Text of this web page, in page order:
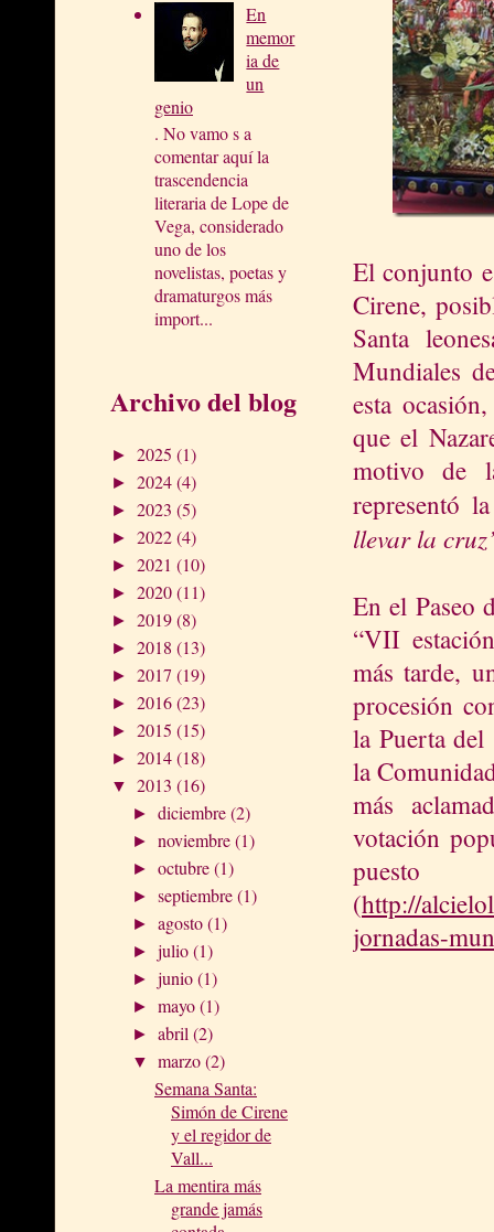
En
memor
ia de
un
genio
. No vamo s a
comentar aquí la
trascendencia
literaria de Lope de
Vega, considerado
uno de los
novelistas, poetas y
dramaturgos más
import...
Archivo del blog
► 2025 (1)
► 2024(4)
► 2023 (5)
► 2022(4)
► 2021 (10)
► 2020(11)
► 2019(8)
► 2018 (13)
► 2017 (19)
► 2016(23)
► 2015 (15)
► 2014(18)
▼ 2013 (16)
►diciembre(2)
►noviembre(1)
►octubre(1)
►septiembre(1)
►agosto(1)
►julio(1)
►junio(1)
►mayo(1)
►abril(2)
▼marzo(2)
Semana Santa:
Simón de Cirene
y el regidor de
Vall...
La mentira más
grande jamás
El conjunto
Cirene,
Santa
Mundiales
esta
que el
motivo de
representó
llevar la
En el Paseo
“VII
más tarde,
procesión
la Puerta
la
más
votación
(http://
jornadas-